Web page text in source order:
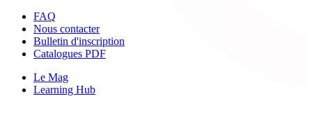
FAQ
Nous contacter
Bulletin d'inscription
Catalogues PDF
Le Mag
Learning Hub